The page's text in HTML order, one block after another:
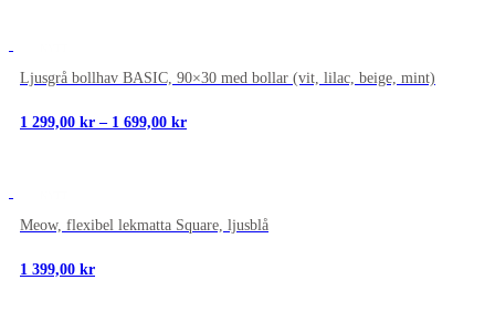
Ljusgrå bollhav BASIC, 90×30 med bollar (vit, lilac, beige, mint)
1 299,00 kr – 1 699,00 krPrisintervall:
Meow, flexibel lekmatta Square, ljusblå
1 399,00 kr